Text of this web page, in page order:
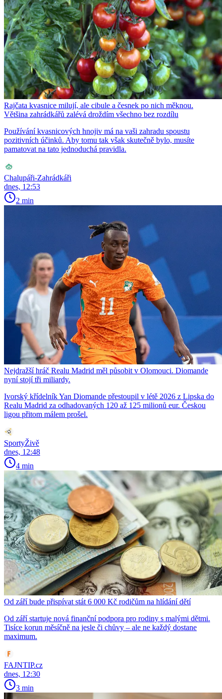
Rajčata kvasnice milují, ale cibule a česnek po nich měknou.
Většina zahrádkářů zalévá droždím všechno bez rozdílu
Používání kvasnicových hnojiv má na vaši zahradu spoustu
pozitivních účinků. Aby tomu tak však skutečně bylo, musíte
pamatovat na tato jednoduchá pravidla.
Chalupáři-Zahrádkáři
dnes, 12:53
2 min
Nejdražší hráč Realu Madrid měl působit v Olomouci. Diomande
nyní stojí tři miliardy.
Ivorský křídelník Yan Diomande přestoupil v létě 2026 z Lipska do
Realu Madrid za odhadovaných 120 až 125 milionů eur. Českou
ligou přitom málem prošel.
SportyŽivě
dnes, 12:48
4 min
Od září bude přispívat stát 6 000 Kč rodičům na hlídání dětí
Od září startuje nová finanční podpora pro rodiny s malými dětmi.
Tisíce korun měsíčně na jesle či chůvy – ale ne každý dostane
maximum.
FAJNTIP.cz
dnes, 12:30
3 min